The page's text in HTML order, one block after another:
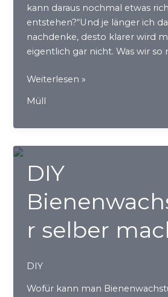
kann daraus nochmal etwas
entstehen?“Und je länger ich
nachdenke, desto klarer wird
eigentlich gar nicht. Was wir so
Das
kein
sind
Ressourcen!
Weiterlesen »
Müll
DIY
r selber
DIY
Wofür kann man